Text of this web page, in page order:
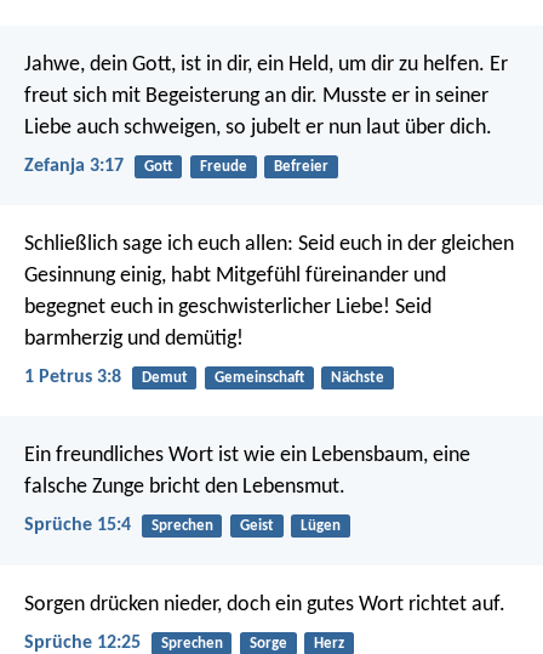
Jahwe, dein Gott, ist in dir, ein Held, um dir zu helfen. Er
freut sich mit Begeisterung an dir. Musste er in seiner
Liebe auch schweigen, so jubelt er nun laut über dich.
Zefanja 3:17 Gott Freude Befreier
Schließlich sage ich euch allen: Seid euch in der gleichen
Gesinnung einig, habt Mitgefühl füreinander und
begegnet euch in geschwisterlicher Liebe! Seid
barmherzig und demütig!
1 Petrus 3:8 Demut Gemeinschaft Nächste
Ein freundliches Wort ist wie ein Lebensbaum, eine
falsche Zunge bricht den Lebensmut.
Sprüche 15:4 Sprechen Geist Lügen
Sorgen drücken nieder, doch ein gutes Wort richtet auf.
Sprüche 12:25 Sprechen Sorge Herz